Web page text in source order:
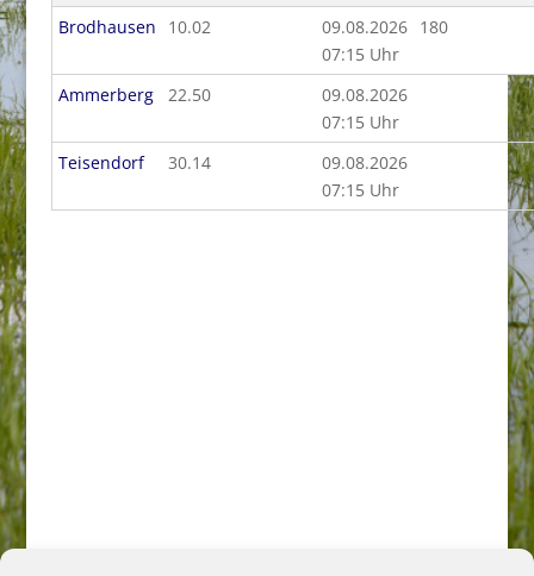
Brodhausen 10.02
09.08.2026
07:15 Uhr
180
Ammerberg 22.50
09.08.2026
07:15 Uhr
Teisendorf
30.14
09.08.2026
07:15 Uhr